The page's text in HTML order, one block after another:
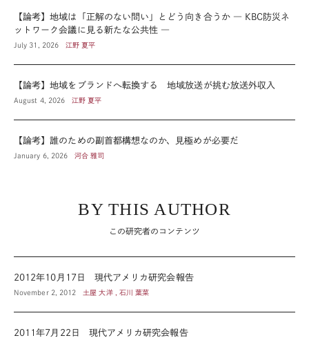
【論考】地域は「正解のない問い」とどう向き合うか ― KBC防災ネ
ットワーク会議に見る新たな公共性 ―
July 31, 2026 江野 夏平
【論考】地域をブランドへ転換する 地域放送が挑む放送外収入
August 4, 2026 江野 夏平
【論考】誰のための副首都構想なのか、見極めが必要だ
January 6, 2026 河合 雅司
BY THIS AUTHOR
この研究者のコンテンツ
2012年10月17日 現代アメリカ研究会報告
November 2, 2012 土屋 大洋 , 石川 葉菜
2011年7月22日 現代アメリカ研究会報告